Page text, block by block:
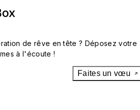
de rêve en tête ? Déposez votre
à l'écoute !
Faites un vœu